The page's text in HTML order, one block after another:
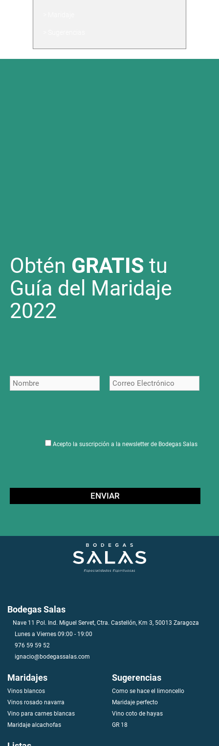
Obtén GRATIS tu
Guía del Maridaje
2022
Acepto la suscripción a la newsletter de Bodegas Salas
Bodegas Salas
Nave 11 Pol. Ind. Miguel Servet, Ctra. Castellón, Km 3, 50013 Zaragoza
Lunes a Viernes 09:00 - 19:00
976 59 59 52
ignacio@bodegassalas.com
Maridajes
Vinos blancos
Vinos rosado navarra
Vino para carnes blancas
Maridaje alcachofas
Sugerencias
Como se hace el limoncello
Maridaje perfecto
Vino coto de hayas
GR 18